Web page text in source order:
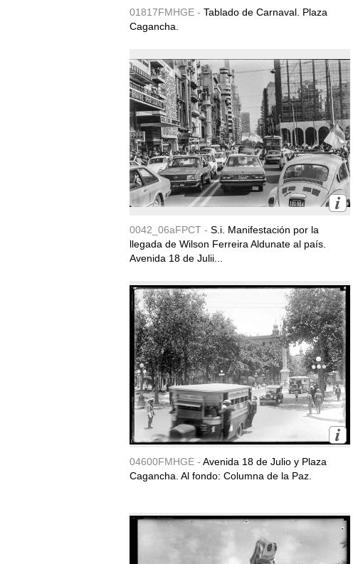
01817FMHGE - Tablado de Carnaval. Plaza
Cagancha.
0042_06aFPCT - S.i. Manifestación por la
llegada de Wilson Ferreira Aldunate al país.
Avenida 18 de Julii...
04600FMHGE - Avenida 18 de Julio y Plaza
Cagancha. Al fondo: Columna de la Paz.